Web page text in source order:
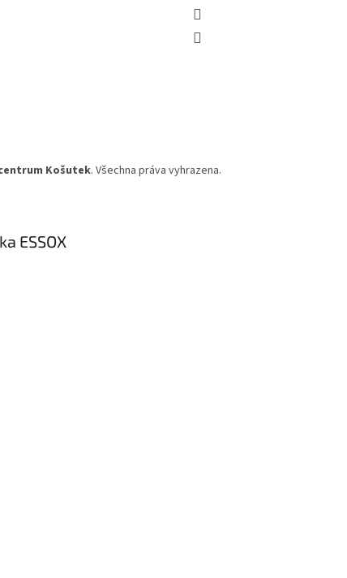
Košutek. Všechna práva vyhrazena.
ESSOX